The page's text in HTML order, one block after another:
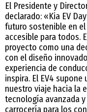
El Presidente y
declarado: «Kia EV
futuro sostenible en
accesible para todos.
proyecto como una
con el diseño
experiencia de
inspira. El EV4
nuestro viaje hacia la
tecnología avanzada
carrocería para los